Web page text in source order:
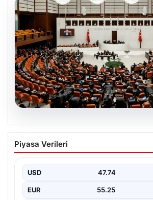
TBMM’de “Terörsüz Türkiye”
Tartışması: İYİ Parti’nin
Türkiye Büyük Millet Meclisi Genel
Piyasa Verileri
USD 47.74
EUR 55.25